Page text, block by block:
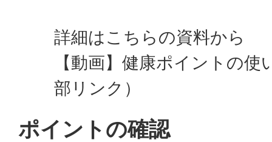
詳細はこちらの資料から
【動画】健康ポイントの使
部リンク）
ポイントの確認